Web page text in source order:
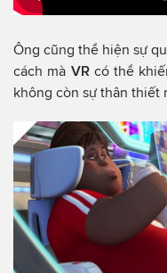
Ông cũng thể hiện sự
cách mà VR có thể
không còn sự thân thiết